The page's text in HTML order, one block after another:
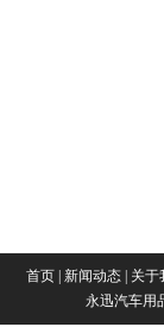
首页 新闻动态
关于
永迅汽车用